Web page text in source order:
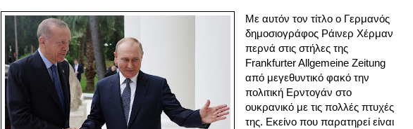
Με αυτόν τον τίτλο ο Γερμανός
δημοσιογράφος Ράινερ Χέρμαν
περνά στις στήλες της
Frankfurter Allgemeine Zeitung
από μεγεθυντικό φακό την
πολιτική Ερντογάν στο
ουκρανικό με τις πολλές πτυχές
της. Εκείνο που παρατηρεί είναι